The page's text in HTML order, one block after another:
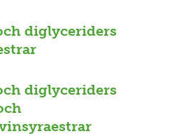
diglyceriders
diglyceriders